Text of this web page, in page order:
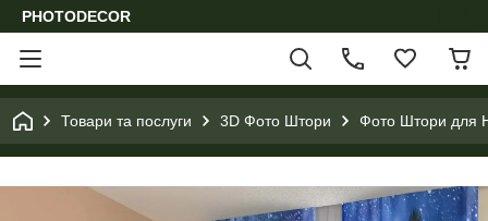
PHOTODECOR
Товари та послуги 3D Фото Штори Фото Штори для